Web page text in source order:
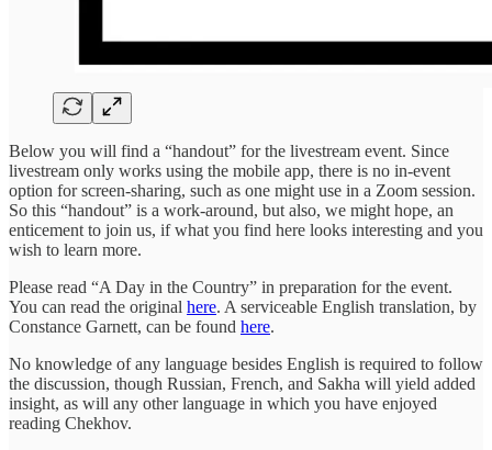
Below you will find a “handout” for the livestream event. Since
livestream only works using the mobile app, there is no in-event
option for screen-sharing, such as one might use in a Zoom session.
So this “handout” is a work-around, but also, we might hope, an
enticement to join us, if what you find here looks interesting and you
wish to learn more.
Please read “A Day in the Country” in preparation for the event.
You can read the original here. A serviceable English translation, by
Constance Garnett, can be found here.
No knowledge of any language besides English is required to follow
the discussion, though Russian, French, and Sakha will yield added
insight, as will any other language in which you have enjoyed
reading Chekhov.